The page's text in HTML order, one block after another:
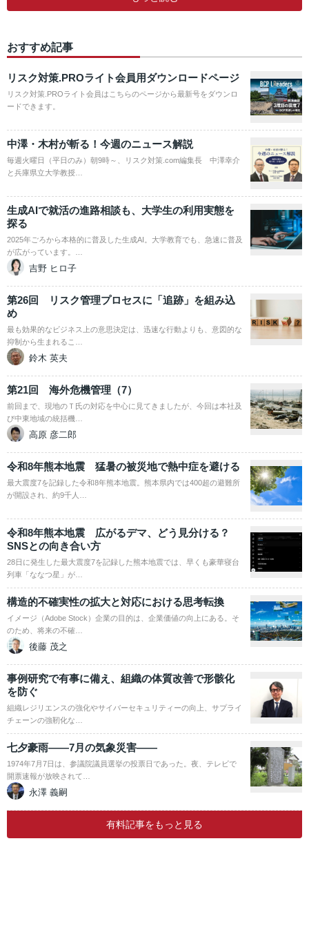
おすすめ記事
リスク対策.PROライト会員用ダウンロードページ
リスク対策.PROライト会員はこちらのページから最新号をダウンロ
ードできます。
中澤・木村が斬る！今週のニュース解説
毎週火曜日（平日のみ）朝9時～、リスク対策.com編集長 中澤幸介
と兵庫県立大学教授…
生成AIで就活の進路相談も、大学生の利用実態を
探る
2025年ごろから本格的に普及した生成AI。大学教育でも、急速に普及
が広がっています。…
吉野 ヒロ子
第26回 リスク管理プロセスに「追跡」を組み込
め
最も効果的なビジネス上の意思決定は、迅速な行動よりも、意図的な
抑制から生まれるこ…
鈴木 英夫
第21回 海外危機管理（7）
前回まで、現地のＴ氏の対応を中心に見てきましたが、今回は本社及
び中東地域の統括機…
高原 彦二郎
令和8年熊本地震 猛暑の被災地で熱中症を避ける
最大震度7を記録した令和8年熊本地震。熊本県内では400超の避難所
が開設され、約9千人…
令和8年熊本地震 広がるデマ、どう見分ける？
SNSとの向き合い方
28日に発生した最大震度7を記録した熊本地震では、早くも豪華寝台
列車「ななつ星」が…
構造的不確実性の拡大と対応における思考転換
イメージ（Adobe Stock）企業の目的は、企業価値の向上にある。そ
のため、将来の不確…
後藤 茂之
事例研究で有事に備え、組織の体質改善で形骸化
を防ぐ
組織レジリエンスの強化やサイバーセキュリティーの向上、サプライ
チェーンの強靭化な…
七夕豪雨――7月の気象災害――
1974年7月7日は、参議院議員選挙の投票日であった。夜、テレビで
開票速報が放映されて…
永澤 義嗣
有料記事をもっと見る